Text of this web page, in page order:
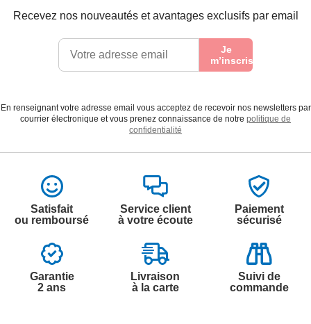
Recevez nos nouveautés et avantages exclusifs par email
Je
m’inscris
En renseignant votre adresse email vous acceptez de recevoir nos newsletters par
courrier électronique et vous prenez connaissance de notre politique de
confidentialité
Satisfait
ou remboursé
Service client
à votre écoute
Paiement
sécurisé
Garantie
2 ans
Livraison
à la carte
Suivi de
commande